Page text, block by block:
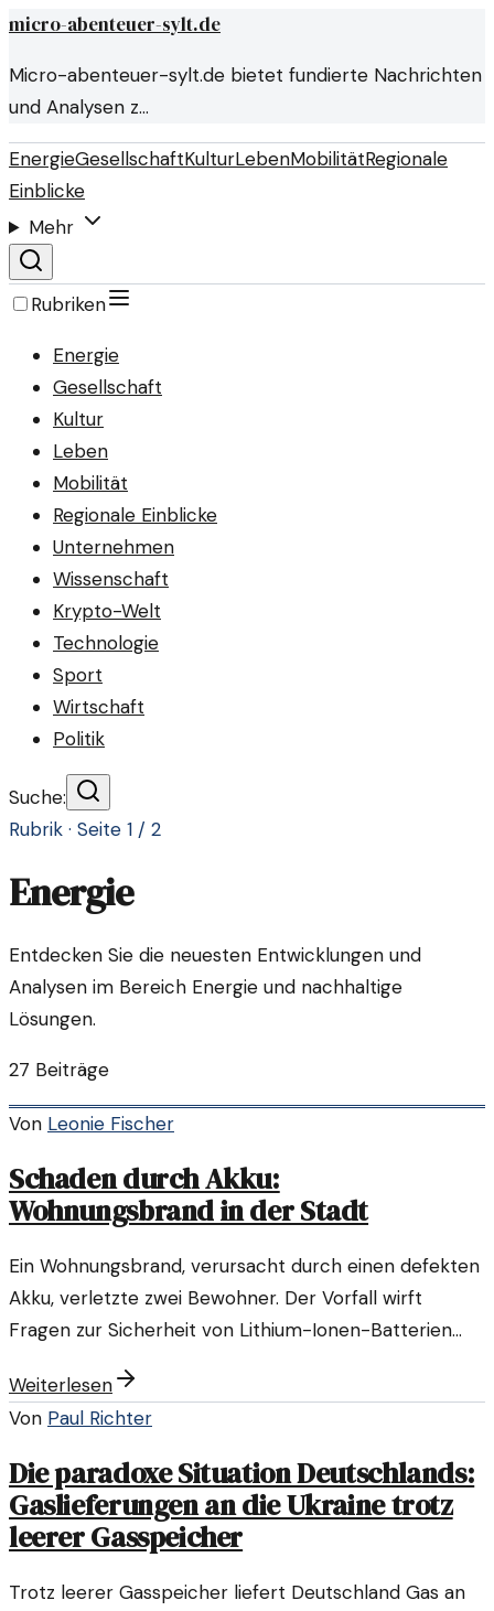
micro-abenteuer-sylt.de
Micro-abenteuer-sylt.de bietet fundierte Nachrichten
und Analysen z…
EnergieGesellschaftKulturLebenMobilitätRegionale
Einblicke
Mehr
Rubriken
Energie
Gesellschaft
Kultur
Leben
Mobilität
Regionale Einblicke
Unternehmen
Wissenschaft
Krypto-Welt
Technologie
Sport
Wirtschaft
Politik
Suche:
Rubrik · Seite 1 / 2
Energie
Entdecken Sie die neuesten Entwicklungen und
Analysen im Bereich Energie und nachhaltige
Lösungen.
27 Beiträge
Von Leonie Fischer
Schaden durch Akku:
Wohnungsbrand in der Stadt
Ein Wohnungsbrand, verursacht durch einen defekten
Akku, verletzte zwei Bewohner. Der Vorfall wirft
Fragen zur Sicherheit von Lithium-Ionen-Batterien
Weiterlesen
Von Paul Richter
Die paradoxe Situation Deutschlands:
Gaslieferungen an die Ukraine trotz
leerer Gasspeicher
Trotz leerer Gasspeicher liefert Deutschland Gas an